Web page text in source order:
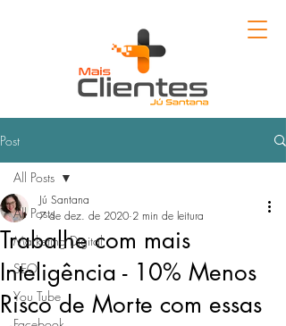
Post
All Posts
Marketing Digital
SEO
You Tube
All Posts
Trabalhe com mais
Inteligência - 10% Menos
Risco de Morte com essas
Jú Santana
7 de dez. de 2020 2 min de leitura